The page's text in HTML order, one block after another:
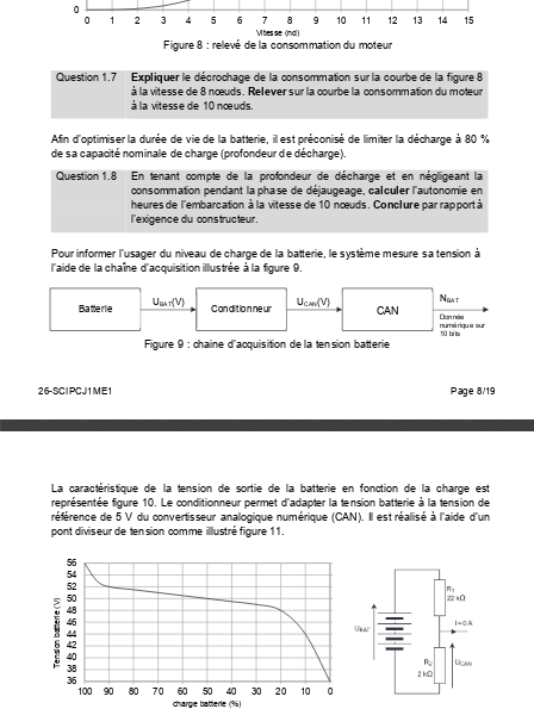
Question 1.7 Expliquer le décrochage de la consommation sur la courbe de la figure 8
à la vitesse de 8 nœuds. Relever sur la courbe la consommation du moteur
à la vitesse de 10 nœuds.
Afin d’optimiser la durée de vie de la batterie, il est préconisé de limiter la décharge à 80 %
de sa capacité nominale de charge (profondeur de décharge).
Question 1.8
En  tenant  compte  de  la  profondeur  de  décharge  et  en  négligeant  la
consommation pendant la phase de déjaugeage, calculer l’autonomie en
heures de l’embarcation à la vitesse de 10 nœuds. Conclure par rapport à
l’exigence du constructeur.
Pour informer l’usager du niveau de charge de la batterie, le système mesure sa tension à
l’aide de la chaîne d’acquisition illustrée à la figure 9.
0
0123456789101112131415
Vitesse (nd)
Batterie Conditionneur CAN
UBAT(V) UCAN(V) NBAT
Donnée
numérique sur
10 bits
Figure 8 : relevé de la consommation du moteur
Figure 9 : chaine d’acquisition de la tension batterie
26-SCIPCJ1ME1 Page 8/19
La  caractéristique  de  la  tension  de  sortie de  la  batterie  en  fonction  de  la  charge  est
représentée figure 10. Le conditionneur permet d’adapter la tension batterie à la tension de
référence de 5 V du convertisseur analogique numérique (CAN). Il est réalisé à l’aide d’un
pont diviseur de tension comme illustré figure 11.
36
38
40
42
44
46
48
50
52
54
56
0
10
20
30
40
50
60
70
80
90
100
charge batterie (%)
Tension batterie (V)